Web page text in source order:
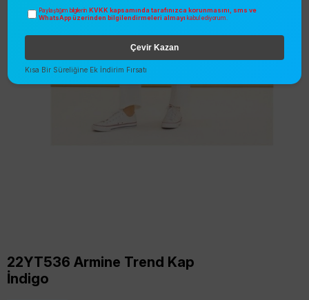
22YT536 Armine Trend Kap
İndigo
Paylaştığım bilgilerin KVKK kapsamında tarafınızca korunmasını, sms ve
WhatsApp üzerinden bilgilendirmeleri almayı kabul ediyorum.
Çevir Kazan
Kısa Bir Süreliğine Ek İndirim Fırsatı